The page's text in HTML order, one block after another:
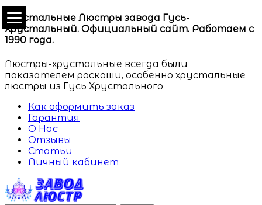
Хрустальные Люстры завода Гусь-
Хрустальный. Официальный сайт. Работаем с
1990 года.
Люстры-хрустальные всегда были
показателем роскоши, особенно хрустальные
люстры из Гусь Хрустального
Как оформить заказ
Гарантия
О Нас
Отзывы
Статьи
Личный кабинет